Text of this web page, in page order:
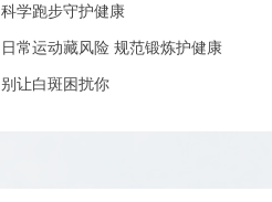
科学跑步守护健康
日常运动藏风险 规范锻炼护健康
别让白斑困扰你